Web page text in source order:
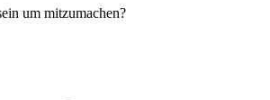
um mitzumachen?